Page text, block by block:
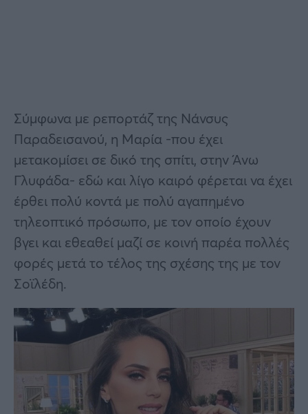
Σύμφωνα με ρεπορτάζ της Νάνσυς
Παραδεισανού, η Μαρία -που έχει
μετακομίσει σε δικό της σπίτι, στην Άνω
Γλυφάδα- εδώ και λίγο καιρό φέρεται να έχει
έρθει πολύ κοντά με πολύ αγαπημένο
τηλεοπτικό πρόσωπο, με τον οποίο έχουν
βγει και εθεαθεί μαζί σε κοινή παρέα πολλές
φορές μετά το τέλος της σχέσης της με τον
Σοϊλέδη.